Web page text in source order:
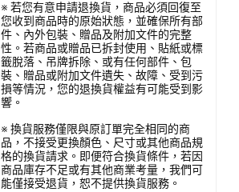
※ 若您有意申請退換貨，商品必須回復至
您收到商品時的原始狀態，並確保所有部
件、內外包裝、贈品及附加文件的完整
性。若商品或贈品已拆封使用、貼紙或標
籤脫落、吊牌拆除、或有任何部件、包
裝、贈品或附加文件遺失、故障、受到污
損等情況，您的退換貨權益有可能受到影
響。
※ 換貨服務僅限與原訂單完全相同的商
品，不接受更換顏色、尺寸或其他商品規
格的換貨請求。即便符合換貨條件，若因
商品庫存不足或有其他商業考量，我們可
能僅接受退貨，恕不提供換貨服務。